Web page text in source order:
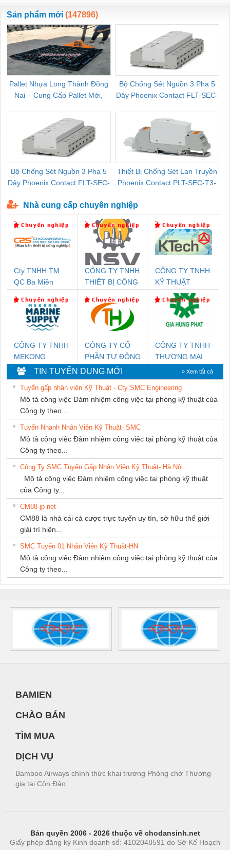
ewara
CHUA CHAY
Sản phẩm mới (147896)
Pallet Nhựa Long Thành Đồng
Nai – Cung Cấp Pallet Mới,
Bộ Chống Sét Nguồn 3 Pha 5
Dây Phoenix Contact FLT-SEC-
Bộ Chống Sét Nguồn 3 Pha 5
Dây Phoenix Contact FLT-SEC-
Thiết Bị Chống Sét Lan Truyền
Phoenix Contact PLT-SEC-T3-
Nhà cung cấp chuyên nghiệp
Cty TNHH TM
QC Ba Miền
CÔNG TY TNHH
THIẾT BỊ CÔNG
SETSUBI VIỆT
NAM
CÔNG TY TNHH
KỸ THUẬT
KTECH VIỆT
NAM
CÔNG TY TNHH
MEKONG
MARINE SUPPLY
CÔNG TY CỔ
PHẦN TỰ ĐỘNG
TIẾN HƯNG
CÔNG TY TNHH
THƯƠNG MẠI
DỊCH VỤ KỸ
THUẬT ĐIỆN CƠ
GIA HƯNG
PHÁT
TIN TUYỂN DỤNG MỚI » Xem tất cả
Tuyển gấp nhân viên Kỹ Thuật - Cty SMC Engineering
Mô tả công việc Đảm nhiệm công việc tại phòng kỹ thuật của
Công ty theo...
Tuyển Nhanh Nhân Viên Kỹ Thuật- SMC
Mô tả công việc Đảm nhiệm công việc tại phòng kỹ thuật của
Công ty theo...
Công Ty SMC Tuyển Gấp Nhân Viên Kỹ Thuật- Hà Nội
Mô tả công việc Đảm nhiệm công việc tại phòng kỹ thuật
của Công ty...
CM88 jp net
CM88 là nhà cái cá cược trực tuyến uy tín, sở hữu thế giới
giải trí hiện...
SMC Tuyển 01 Nhân Viên Kỹ Thuật-HN
Mô tả công việc Đảm nhiệm công việc tại phòng kỹ thuật của
Công ty theo...
BAMIEN
CHÀO BÁN
TÌM MUA
DỊCH VỤ
Bamboo Airways chính thức khai trương Phòng chờ Thương
gia tại Côn Đảo
Bản quyền 2006 - 2026 thuộc về chodansinh.net
Giấy phép đăng ký Kinh doanh số: 4102048591 do Sở Kế Hoạch